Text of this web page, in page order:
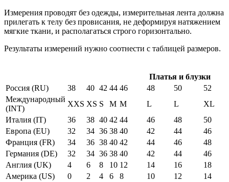
Измерения проводят без одежды, измерительная лента должна
прилегать к телу без провисания, не деформируя натяжением
мягкие ткани, и располагаться строго горизонтально.
Результаты измерений нужно соотнести с таблицей размеров.
Платья и блузки
Россия (RU)
38 40 42 44 46 48 50
52
Международный
(INT)
XXS XS S M M L L
XL
Италия (IT)
36 38 40 42 44 46 48
50
Европа (EU)
32 34 36 38 40 42 44
46
Франция (FR)
34 36 38 40 42 44 46
48
Германия (DE)
32 34 36 38 40 42 44
46
Англия (UK)
4 6 8 10 12 14 16
18
Америка (US)
0 2 4 6 8 10 12
14